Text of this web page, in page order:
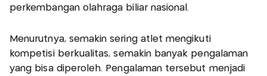
perkembangan olahraga biliar nasional.
Menurutnya, semakin sering atlet mengikuti
kompetisi berkualitas, semakin banyak pengalaman
yang bisa diperoleh. Pengalaman tersebut menjadi